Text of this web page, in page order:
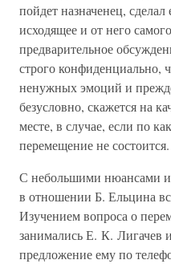
пойдет назначенец,
исходящее и от него
предварительное
строго конфиденциально,
ненужных эмоций и
безусловно, скажется на
месте, в случае, если по
перемещение не состоится.
С небольшими нюансами и
в отношении Б. Ельцина
Изучением вопроса о
занимались Е. К. Лигачев
предложение ему по